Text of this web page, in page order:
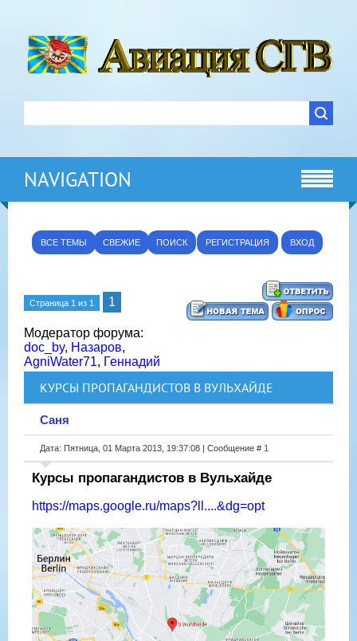
NAVIGATION
ВСЕ ТЕМЫ СВЕЖИЕ ПОИСК РЕГИСТРАЦИЯ ВХОД
Страница 1 из 1 1
Модератор форума:
doc_by, Назаров,
AgniWater71, Геннадий
КУРСЫ ПРОПАГАНДИСТОВ В ВУЛЬХАЙДЕ
Саня
Дата: Пятница, 01 Марта 2013, 19:37:08 | Сообщение # 1
Курсы пропагандистов в Вульхайде
https://maps.google.ru/maps?ll....&dg=opt